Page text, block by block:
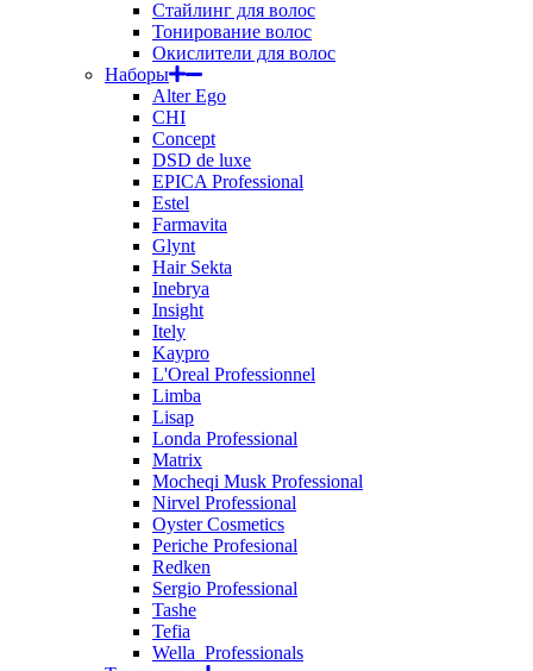
Стайлинг для волос
Тонирование волос
Окислители для волос
Наборы
Alter Ego
CHI
Concept
DSD de luxe
EPICA Professional
Estel
Farmavita
Glynt
Hair Sekta
Inebrya
Insight
Itely
Kaypro
L'Oreal Professionnel
Limba
Lisap
Londa Professional
Matrix
Mocheqi Musk Professional
Nirvel Professional
Oyster Cosmetics
Periche Profesional
Redken
Sergio Professional
Tashe
Tefia
Wella_Professionals